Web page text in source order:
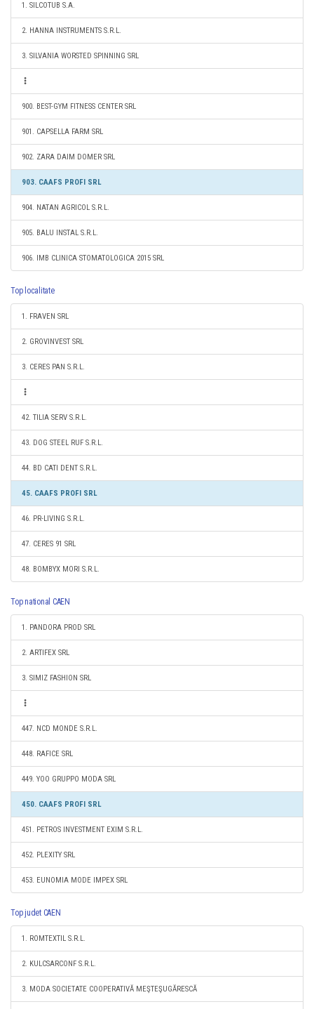
1. SILCOTUB S.A.
2. HANNA INSTRUMENTS S.R.L.
3. SILVANIA WORSTED SPINNING SRL
900. BEST-GYM FITNESS CENTER SRL
901. CAPSELLA FARM SRL
902. ZARA DAIM DOMER SRL
903. CAAFS PROFI SRL
904. NATAN AGRICOL S.R.L.
905. BALU INSTAL S.R.L.
906. IMB CLINICA STOMATOLOGICA 2015 SRL
Top localitate
1. FRAVEN SRL
2. GROVINVEST SRL
3. CERES PAN S.R.L.
42. TILIA SERV S.R.L.
43. DOG STEEL RUF S.R.L.
44. BD CATI DENT S.R.L.
45. CAAFS PROFI SRL
46. PR-LIVING S.R.L.
47. CERES 91 SRL
48. BOMBYX MORI S.R.L.
Top national CAEN
1. PANDORA PROD SRL
2. ARTIFEX SRL
3. SIMIZ FASHION SRL
447. NCD MONDE S.R.L.
448. RAFICE SRL
449. YOO GRUPPO MODA SRL
450. CAAFS PROFI SRL
451. PETROS INVESTMENT EXIM S.R.L.
452. PLEXITY SRL
453. EUNOMIA MODE IMPEX SRL
Top judet CAEN
1. ROMTEXTIL S.R.L.
2. KULCSARCONF S.R.L.
3. MODA SOCIETATE COOPERATIVĂ MEŞTEŞUGĂRESCĂ